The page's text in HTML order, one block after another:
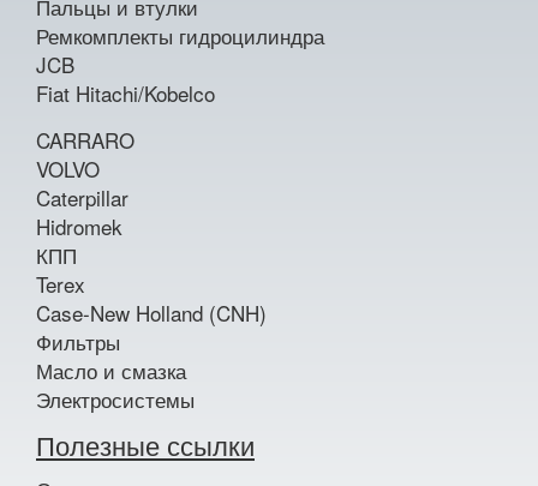
Пальцы и втулки
Ремкомплекты гидроцилиндра
JCB
Fiat Hitachi/Kobelco
CARRARO
VOLVO
Caterpillar
Hidromek
КПП
Terex
Case-New Holland (CNH)
Фильтры
Масло и смазка
Электросистемы
Полезные ссылки